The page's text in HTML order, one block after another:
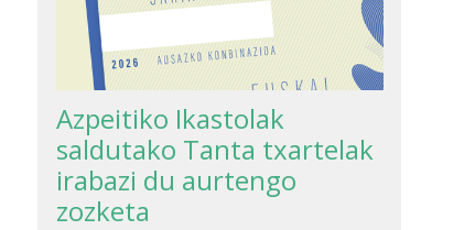
Azpeitiko Ikastolak
saldutako Tanta txartelak
irabazi du aurtengo
zozketa